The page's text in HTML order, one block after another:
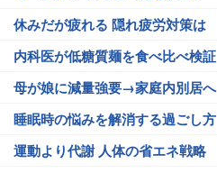
休みだが疲れる 隠れ疲労対策は
内科医が低糖質麺を食べ比べ検証
母が娘に減量強要→家庭内別居へ
睡眠時の悩みを解消する過ごし方
運動より代謝 人体の省エネ戦略